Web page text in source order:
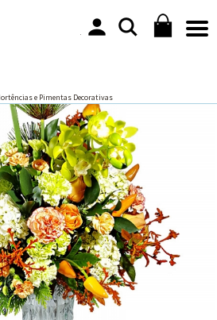
e Pimentas Decorativas